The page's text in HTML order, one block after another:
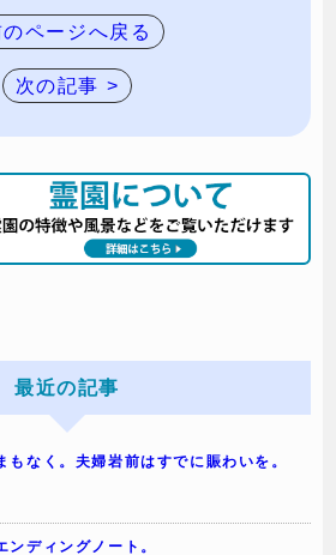
のページへ戻る
次の記事 >
最近の記事
もなく。夫婦岩前はすでに賑わいを。
ンディングノート。